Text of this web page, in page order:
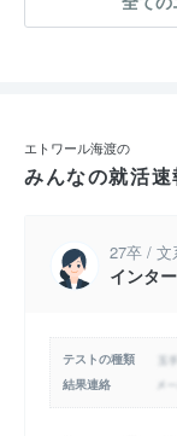
エトワール海渡の
みんなの就活速
27卒 / 文
インタ
テストの種類
結果連絡